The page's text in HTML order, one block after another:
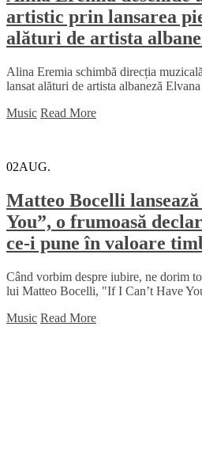
artistic prin lansarea
alături de artista
Alina Eremia schimbă direcția
lansat alături de artista albaneză
Music Read More
02AUG.
Matteo Bocelli
You”, o frumoasă
ce-i pune în valoare
Când vorbim despre iubire, ne dorim
lui Matteo Bocelli, "If I Can’t Have
Music Read More